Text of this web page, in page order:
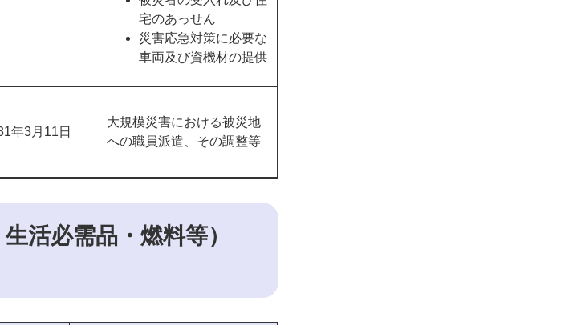
宅のあっせん
災害応急対策に必要な
車両及び資機材の提供
年3月11日
大規模災害における被災地
への職員派遣、その調整等
活必需品・燃料等）